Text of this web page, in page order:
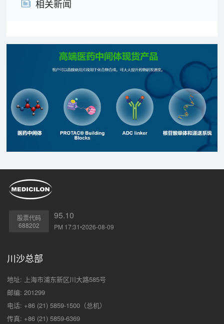
相关新闻
股票代码
688202
95.10
PM 17:31•2026-08-09
川沙总部
地址: 上海市浦东新区川大路585号
邮编: 201299
电话: +86 (21) 5859-1500（总机）
传真: +86 (21) 5859-6369